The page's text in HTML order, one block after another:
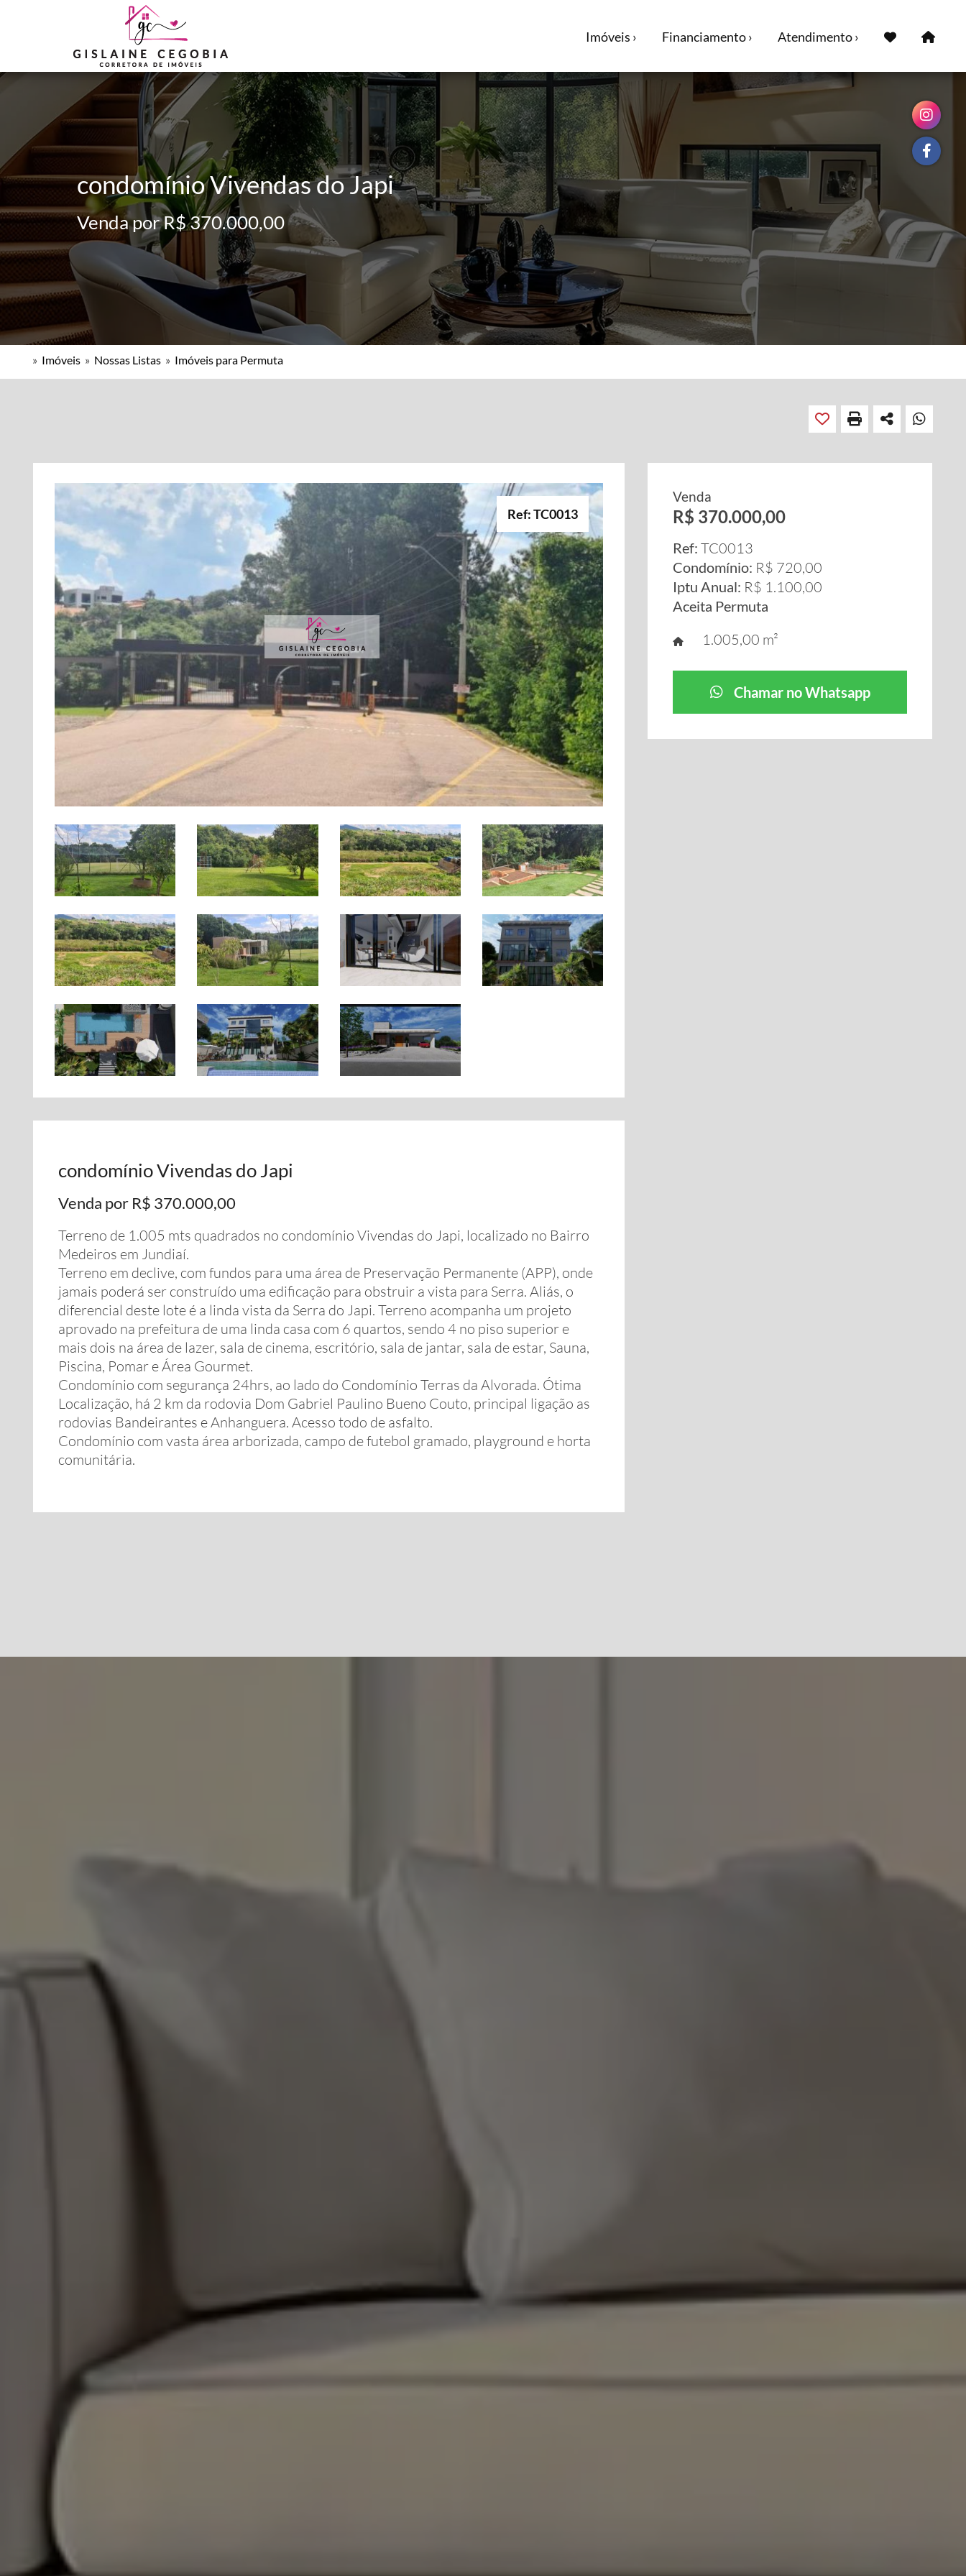
Imóveis › Financiamento › Atendimento ›
condomínio Vivendas do Japi
Venda por R$ 370.000,00
» Imóveis » Nossas Listas » Imóveis para Permuta
Ref: TC0013
condomínio Vivendas do Japi
Venda por R$ 370.000,00
Terreno de 1.005 mts quadrados no condomínio Vivendas do Japi, localizado no Bairro
Medeiros em Jundiaí.
Terreno em declive, com fundos para uma área de Preservação Permanente (APP), onde
jamais poderá ser construído uma edificação para obstruir a vista para Serra. Aliás, o
diferencial deste lote é a linda vista da Serra do Japi. Terreno acompanha um projeto
aprovado na prefeitura de uma linda casa com 6 quartos, sendo 4 no piso superior e
mais dois na área de lazer, sala de cinema, escritório, sala de jantar, sala de estar, Sauna,
Piscina, Pomar e Área Gourmet.
Condomínio com segurança 24hrs, ao lado do Condomínio Terras da Alvorada. Ótima
Localização, há 2 km da rodovia Dom Gabriel Paulino Bueno Couto, principal ligação as
rodovias Bandeirantes e Anhanguera. Acesso todo de asfalto.
Condomínio com vasta área arborizada, campo de futebol gramado, playground e horta
comunitária.
Venda
R$ 370.000,00
Ref: TC0013
Condomínio: R$ 720,00
Iptu Anual: R$ 1.100,00
Aceita Permuta
1.005,00 m²
Chamar no Whatsapp